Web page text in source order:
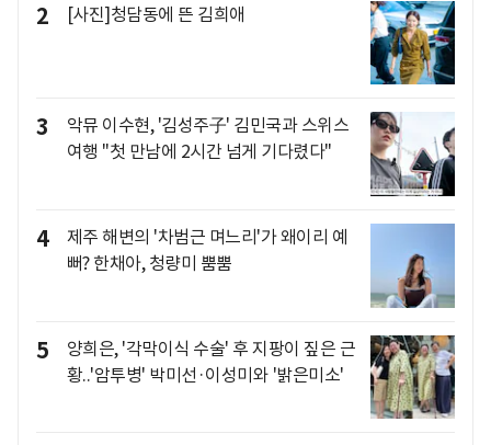
2 [사진]청담동에 뜬 김희애
3
악뮤 이수현, '김성주子' 김민국과 스위스
여행 "첫 만남에 2시간 넘게 기다렸다"
4
제주 해변의 '차범근 며느리'가 왜이리 예
뻐? 한채아, 청량미 뿜뿜
5
양희은, '각막이식 수술' 후 지팡이 짚은 근
황..'암투병' 박미선·이성미와 '밝은미소'